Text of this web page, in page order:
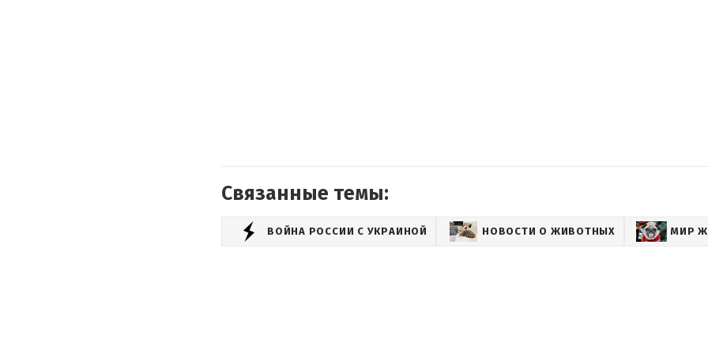
Связанные темы:
ВОЙНА РОССИИ С УКРАИНОЙ НОВОСТИ О ЖИВОТНЫХ МИР